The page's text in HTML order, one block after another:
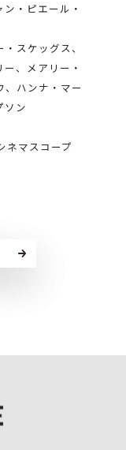
・ピエール・
スケッグス、
、メアリー・
、ハンナ・マー
ソン
マスコープ